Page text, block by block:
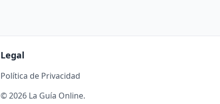
Legal
Política de Privacidad
© 2026 La Guía Online.